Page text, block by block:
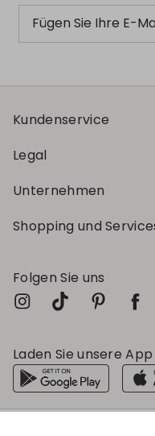
Mein Profil
Mein Profil
Mein Profil
Mein Profil
Mein Profil
Fügen Sie Ihre E-
Kundenservice
Legal
Unternehmen
Shopping und
Folgen Sie uns
Laden Sie unsere